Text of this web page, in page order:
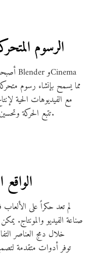
2. الرسوم
مع الفيديوهات الحية
تتبع الحركة وتحسين الإضاءة تجعل المشاهد أكثر واقعية وسلسة.
3.
صناعة الفيديو والمونتاج.
خلال دمج العناصر